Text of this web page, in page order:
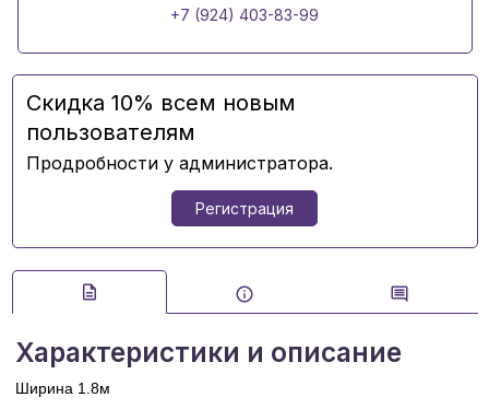
+7 (924) 403-83-99
Скидка 10% всем новым
пользователям
Продробности у администратора.
Регистрация
Характеристики и описание
Ширина 1.8м